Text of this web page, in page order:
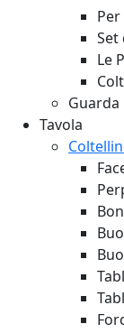
Set
Le
Guarda
Tavola